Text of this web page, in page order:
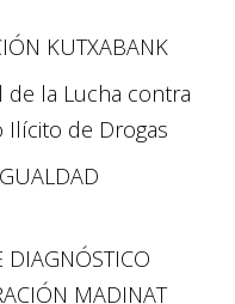
KUTXABANK
de la Lucha contra
Ilícito de Drogas
DIAGNÓSTICO
MADINAT